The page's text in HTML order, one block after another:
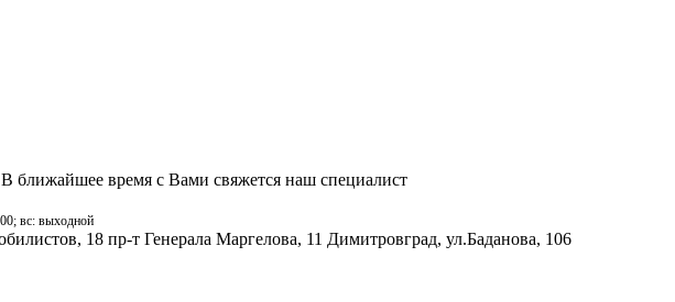
ближайшее время с Вами свяжется наш специалист
вс: выходной
18 пр-т Генерала Маргелова, 11 Димитровград, ул.Баданова, 106